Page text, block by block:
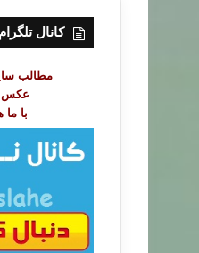
ض
کانال تلگرام
مطالب
عکس
با ما